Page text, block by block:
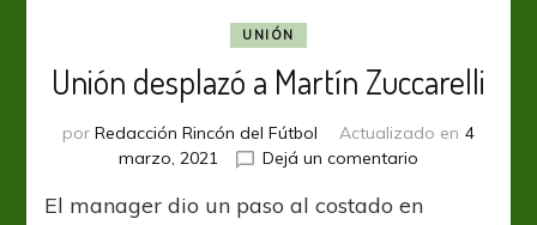
UNIÓN
Unión desplazó a Martín Zuccarelli
por Redacción Rincón del Fútbol Actualizado en 4
marzo, 2021
Dejá un comentario
desplazó
El manager dio un paso al costado en